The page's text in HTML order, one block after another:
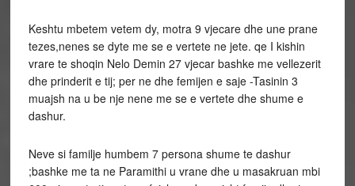
Keshtu mbetem vetem dy, motra 9 vjecare dhe une prane
tezes,nenes se dyte me se e vertete ne jete. qe I kishin
vrare te shoqin Nelo Demin 27 vjecar bashke me vellezerit
dhe prinderit e tij; per ne dhe femijen e saje -Tasinin 3
muajsh na u be nje nene me se e vertete dhe shume e
dashur.
Neve si familje humbem 7 persona shume te dashur
;bashke me ta ne Paramithi u vrane dhe u masakruan mbi